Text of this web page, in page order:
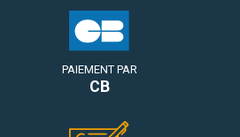
PAIEMENT PAR
CB